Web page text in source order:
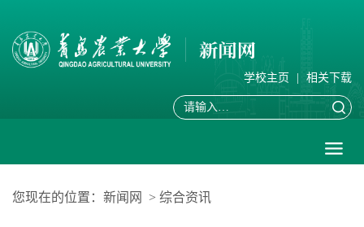
学校主页 相关下载
您现在的位置： 新闻网 > 综合资讯